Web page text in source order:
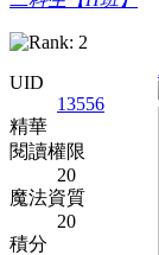
UID
13556
精華
閱讀權限
20
魔法資質
20
積分